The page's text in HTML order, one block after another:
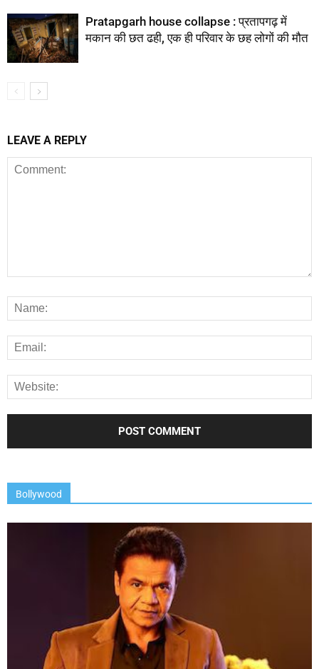
Pratapgarh house collapse : प्रतापगढ़ में
मकान की छत ढही, एक ही परिवार के छह लोगों की मौत
LEAVE A REPLY
Bollywood